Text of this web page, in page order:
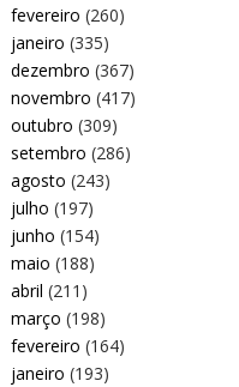
fevereiro (260)
janeiro (335)
dezembro (367)
novembro (417)
outubro (309)
setembro (286)
agosto (243)
julho (197)
junho (154)
maio (188)
abril (211)
março (198)
fevereiro (164)
janeiro (193)